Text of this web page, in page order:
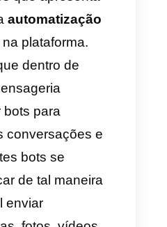
para você
muito
para gerenciar as
os seus clientes.
funcionalidades
criar comunidades
isso significa que as
das